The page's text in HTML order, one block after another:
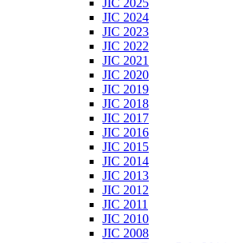
JIC 2024
JIC 2023
JIC 2022
JIC 2021
JIC 2020
JIC 2019
JIC 2018
JIC 2017
JIC 2016
JIC 2015
JIC 2014
JIC 2013
JIC 2012
JIC 2011
JIC 2010
JIC 2008